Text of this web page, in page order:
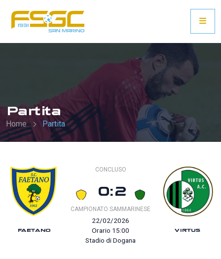
Partita
Home Partita
CONCLUSO
0:2
CAMPIONATO SAMMARINESE
22/02/2026
Orario 15:00
Stadio di Dogana